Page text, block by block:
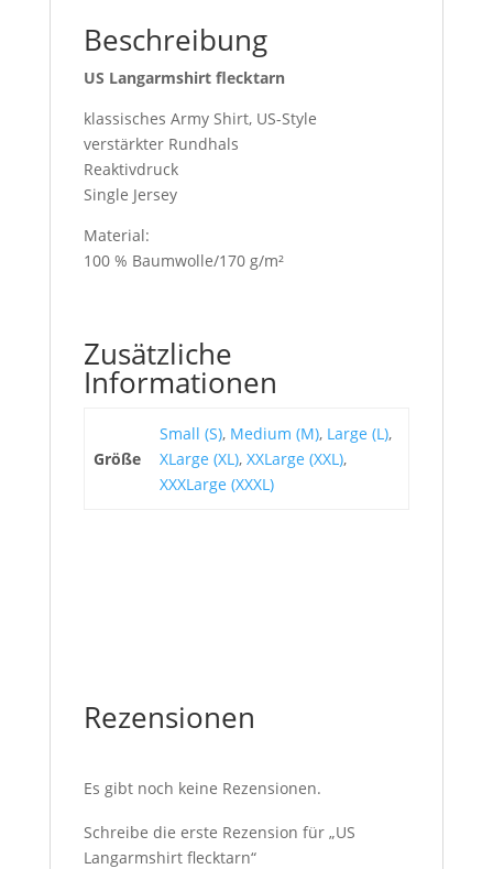
Beschreibung
US Langarmshirt flecktarn
klassisches Army Shirt, US-Style
verstärkter Rundhals
Reaktivdruck
Single Jersey
Material:
100 % Baumwolle/170 g/m²
Zusätzliche
Informationen
Größe
Small (S), Medium (M), Large (L),
XLarge (XL), XXLarge (XXL),
XXXLarge (XXXL)
Rezensionen
Es gibt noch keine Rezensionen.
Schreibe die erste Rezension für „US
Langarmshirt flecktarn“